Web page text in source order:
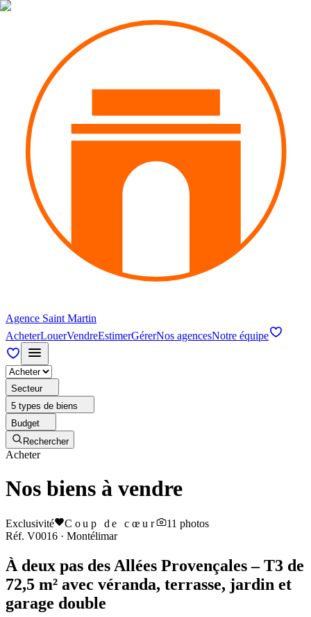
Agence Saint Martin
AcheterLouerVendreEstimerGérerNos agencesNotre équipe
Secteur
5 types de biens
Budget
Rechercher
Acheter
Nos biens à vendre
Exclusivité Coup de cœur 11 photos
Réf. V0016 · Montélimar
À deux pas des Allées Provençales – T3 de
72,5 m² avec véranda, terrasse, jardin et
garage double